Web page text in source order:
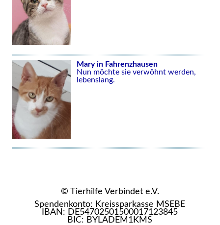
Mary in Fahrenzhausen
Nun möchte sie verwöhnt werden,
lebenslang.
© Tierhilfe Verbindet e.V.
Spendenkonto: Kreissparkasse MSEBE
IBAN: DE54702501500017123845
BIC: BYLADEM1KMS